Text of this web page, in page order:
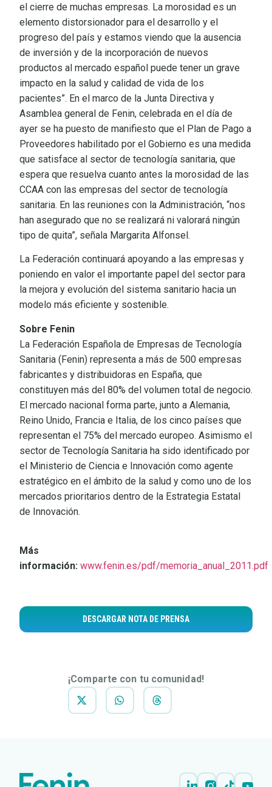
el cierre de muchas empresas. La morosidad es un
elemento distorsionador para el desarrollo y el
progreso del país y estamos viendo que la ausencia
de inversión y de la incorporación de nuevos
productos al mercado español puede tener un grave
impacto en la salud y calidad de vida de los
pacientes”. En el marco de la Junta Directiva y
Asamblea general de Fenin, celebrada en el día de
ayer se ha puesto de manifiesto que el Plan de Pago a
Proveedores habilitado por el Gobierno es una medida
que satisface al sector de tecnología sanitaria, que
espera que resuelva cuanto antes la morosidad de las
CCAA con las empresas del sector de tecnología
sanitaria. En las reuniones con la Administración, “nos
han asegurado que no se realizará ni valorará ningún
tipo de quita”, señala Margarita Alfonsel.
La Federación continuará apoyando a las empresas y
poniendo en valor el importante papel del sector para
la mejora y evolución del sistema sanitario hacia un
modelo más eficiente y sostenible.
Sobre Fenin
La Federación Española de Empresas de Tecnología
Sanitaria (Fenin) representa a más de 500 empresas
fabricantes y distribuidoras en España, que
constituyen más del 80% del volumen total de negocio.
El mercado nacional forma parte, junto a Alemania,
Reino Unido, Francia e Italia, de los cinco países que
representan el 75% del mercado europeo. Asimismo el
sector de Tecnología Sanitaria ha sido identificado por
el Ministerio de Ciencia e Innovación como agente
estratégico en el ámbito de la salud y como uno de los
mercados prioritarios dentro de la Estrategia Estatal
de Innovación.
Más
información: www.fenin.es/pdf/memoria_anual_2011.pdf
DESCARGAR NOTA DE PRENSA
¡Comparte con tu comunidad!